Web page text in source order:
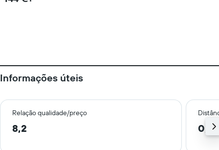
Informações úteis
Relação qualidade/preço
8,2 0,7